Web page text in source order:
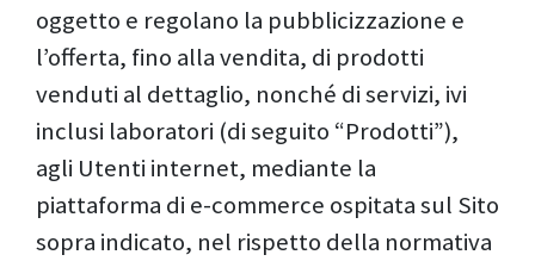
oggetto e regolano la pubblicizzazione e
l’offerta, fino alla vendita, di prodotti
venduti al dettaglio, nonché di servizi, ivi
inclusi laboratori (di seguito “Prodotti”),
agli Utenti internet, mediante la
piattaforma di e-commerce ospitata sul Sito
sopra indicato, nel rispetto della normativa